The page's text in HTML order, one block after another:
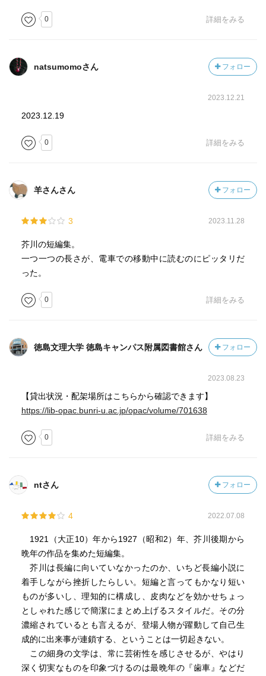
という話
「年末の一日」
昼まで寝て、飯を食い
久々に訪れた広い霊園の中で、目当ての墓を見失い
同行の編集者に冷笑された気がする
帰りの坂道では、運搬業者の荷車を後ろから押してやる
「悠々荘」
て
「貝殻」
15の断章形式にまとめられたショートコント集
愛すべき人間性が非人情な状況で立ちのぼる
父とはぐれた少年が、不安な気持ちで浅草界隈をさまよい
すべての幸せと不幸せが欲望に集約されて沸き立つ街に父
は消えた
アバンギャルドな絵づくりを強く意識している一方
られる
「機関車を見ながら」
人はみな人生のレールを走る機関車にすぎない
0 詳細をみる
natsumomoさん フォロー
2023.12.21
2023.12.19
0 詳細をみる
羊さんさん フォロー
3 2023.11.28
芥川の短編集。
一つ一つの長さが、電車での移動中に読むのにピッタリだ
った。
0 詳細をみる
徳島文理大学 徳島キャンパス附属図書館さん フォロー
2023.08.23
【貸出状況・配架場所はこちらから確認できます】
https://lib-opac.bunri-u.ac.jp/opac/volume/701638
0 詳細をみる
ntさん フォロー
4 2022.07.08
1921（大正10）年から1927（昭和2）年、芥川後期から
晩年の作品を集めた短編集。
芥川は長編に向いていなかったのか、いちど長編小説に
着手しながら挫折したらしい。短編と言ってもかなり短い
ものが多いし、理知的に構成し、皮肉などを効かせちょっ
としゃれた感じで簡潔にまとめ上げるスタイルだ。その分
濃縮されているとも言えるが、登場人物が躍動して自己生
成的に出来事が連鎖する、ということは一切起きない。
この細身の文学は、常に芸術性を感じさせるが、やはり
深く切実なものを印象づけるのは最晩年の『歯車』などだ